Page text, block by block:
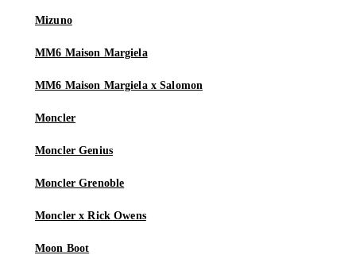
Mizuno
MM6 Maison Margiela
MM6 Maison Margiela x Salomon
Moncler
Moncler Genius
Moncler Grenoble
Moncler x Rick Owens
Moon Boot